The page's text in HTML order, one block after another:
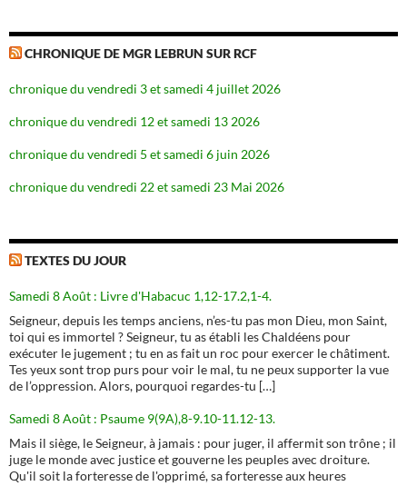
CHRONIQUE DE MGR LEBRUN SUR RCF
chronique du vendredi 3 et samedi 4 juillet 2026
chronique du vendredi 12 et samedi 13 2026
chronique du vendredi 5 et samedi 6 juin 2026
chronique du vendredi 22 et samedi 23 Mai 2026
TEXTES DU JOUR
Samedi 8 Août : Livre d'Habacuc 1,12-17.2,1-4.
Seigneur, depuis les temps anciens, n’es-tu pas mon Dieu, mon Saint,
toi qui es immortel ? Seigneur, tu as établi les Chaldéens pour
exécuter le jugement ; tu en as fait un roc pour exercer le châtiment.
Tes yeux sont trop purs pour voir le mal, tu ne peux supporter la vue
de l’oppression. Alors, pourquoi regardes-tu […]
Samedi 8 Août : Psaume 9(9A),8-9.10-11.12-13.
Mais il siège, le Seigneur, à jamais : pour juger, il affermit son trône ; il
juge le monde avec justice et gouverne les peuples avec droiture.
Qu'il soit la forteresse de l'opprimé, sa forteresse aux heures